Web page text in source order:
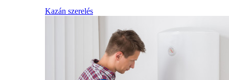
Kazán szerelés